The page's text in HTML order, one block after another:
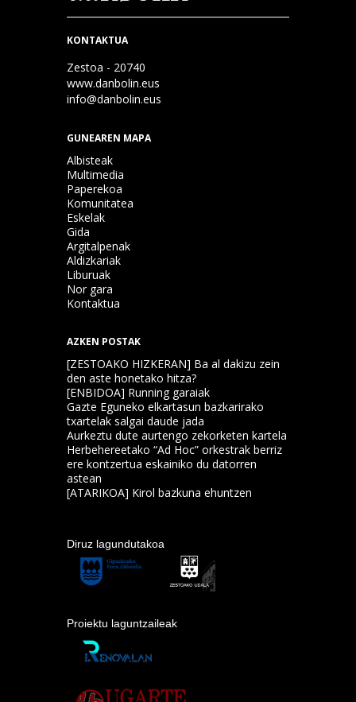
KONTAKTUA
Zestoa - 20740
www.danbolin.eus
info@danbolin.eus
GUNEAREN MAPA
Albisteak
Multimedia
Paperekoa
Komunitatea
Eskelak
Gida
Argitalpenak
Aldizkariak
Liburuak
Nor gara
Kontaktua
AZKEN POSTAK
[ZESTOAKO HIZKERAN] Ba al dakizu zein
den aste honetako hitza?
[ENBIDOA] Running garaiak
Gazte Eguneko elkartasun bazkarirako
txartelak salgai daude jada
Aurkeztu dute aurtengo zekorketen kartela
Herbehereetako “Ad Hoc” orkestrak berriz
ere kontzertua eskainiko du datorren
astean
[ATARIKOA] Kirol bazkuna ehuntzen
Diruz lagundutakoa
Proiektu laguntzaileak